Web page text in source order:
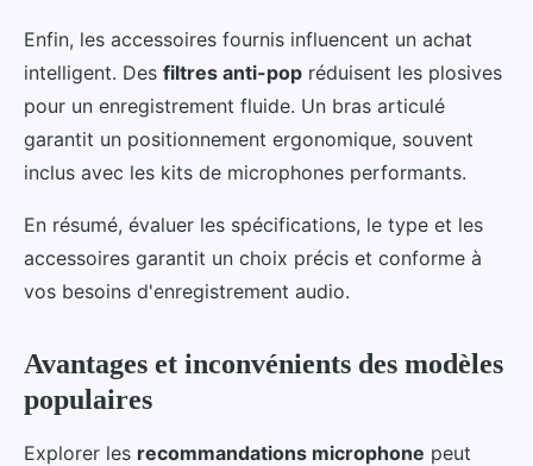
Enfin, les accessoires fournis influencent un achat
intelligent. Des filtres anti-pop réduisent les plosives
pour un enregistrement fluide. Un bras articulé
garantit un positionnement ergonomique, souvent
inclus avec les kits de microphones performants.
En résumé, évaluer les spécifications, le type et les
accessoires garantit un choix précis et conforme à
vos besoins d'enregistrement audio.
Avantages et inconvénients des modèles
populaires
Explorer les recommandations microphone peut